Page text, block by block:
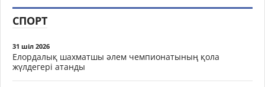
СПОРТ
31 шіл 2026
Елордалық шахматшы әлем чемпионатының қола
жүлдегері атанды